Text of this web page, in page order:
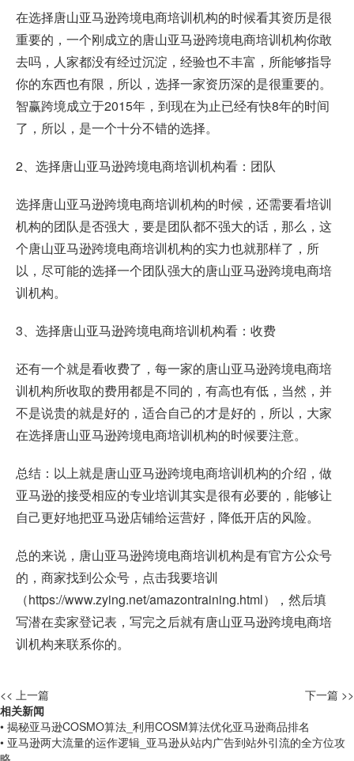
在选择唐山亚马逊跨境电商培训机构的时候看其资历是很
重要的，一个刚成立的唐山亚马逊跨境电商培训机构你敢
去吗，人家都没有经过沉淀，经验也不丰富，所能够指导
你的东西也有限，所以，选择一家资历深的是很重要的。
智赢跨境成立于2015年，到现在为止已经有快8年的时间
了，所以，是一个十分不错的选择。
2、选择唐山亚马逊跨境电商培训机构看：团队
选择唐山亚马逊跨境电商培训机构的时候，还需要看培训
机构的团队是否强大，要是团队都不强大的话，那么，这
个唐山亚马逊跨境电商培训机构的实力也就那样了，所
以，尽可能的选择一个团队强大的唐山亚马逊跨境电商培
训机构。
3、选择唐山亚马逊跨境电商培训机构看：收费
还有一个就是看收费了，每一家的唐山亚马逊跨境电商培
训机构所收取的费用都是不同的，有高也有低，当然，并
不是说贵的就是好的，适合自己的才是好的，所以，大家
在选择唐山亚马逊跨境电商培训机构的时候要注意。
总结：以上就是唐山亚马逊跨境电商培训机构的介绍，做
亚马逊的接受相应的专业培训其实是很有必要的，能够让
自己更好地把亚马逊店铺给运营好，降低开店的风险。
总的来说，唐山亚马逊跨境电商培训机构是有官方公众号
的，商家找到公众号，点击我要培训
（https://www.zying.net/amazontraining.html），然后填
写潜在卖家登记表，写完之后就有唐山亚马逊跨境电商培
训机构来联系你的。
<< 上一篇
下一篇 >>
相关新闻
• 揭秘亚马逊COSMO算法_利用COSM算法优化亚马逊商品排名
• 亚马逊两大流量的运作逻辑_亚马逊从站内广告到站外引流的全方位攻